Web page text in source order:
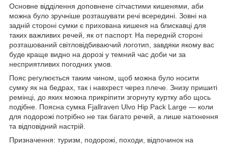
Основне відділення доповнене сітчастими кишенями, аби
можна було зручніше розташувати речі всередині. Зовні на
задній стороні сумки є прихована кишеня на блискавці для
таких важливих речей, як от паспорт. На передній стороні
розташований світловідбиваючий логотип, завдяки якому вас
буде краще видно на дорозі у темний час доби чи за
несприятливих погодних умов.
Пояс регулюється таким чином, щоб можна було носити
сумку як на бедрах, так і навхрест через плече. Знизу пришиті
ремінці, до яких можна прикріпити згорнуту куртку або щось
подібне. Поясна сумка Fjallraven Ulvo Hip Pack Large — коли
для подорожі потрібно не так багато речей, а лише натхнення
та відповідний настрій.
Призначення: туризм, подорожі, походи, відпочинок на